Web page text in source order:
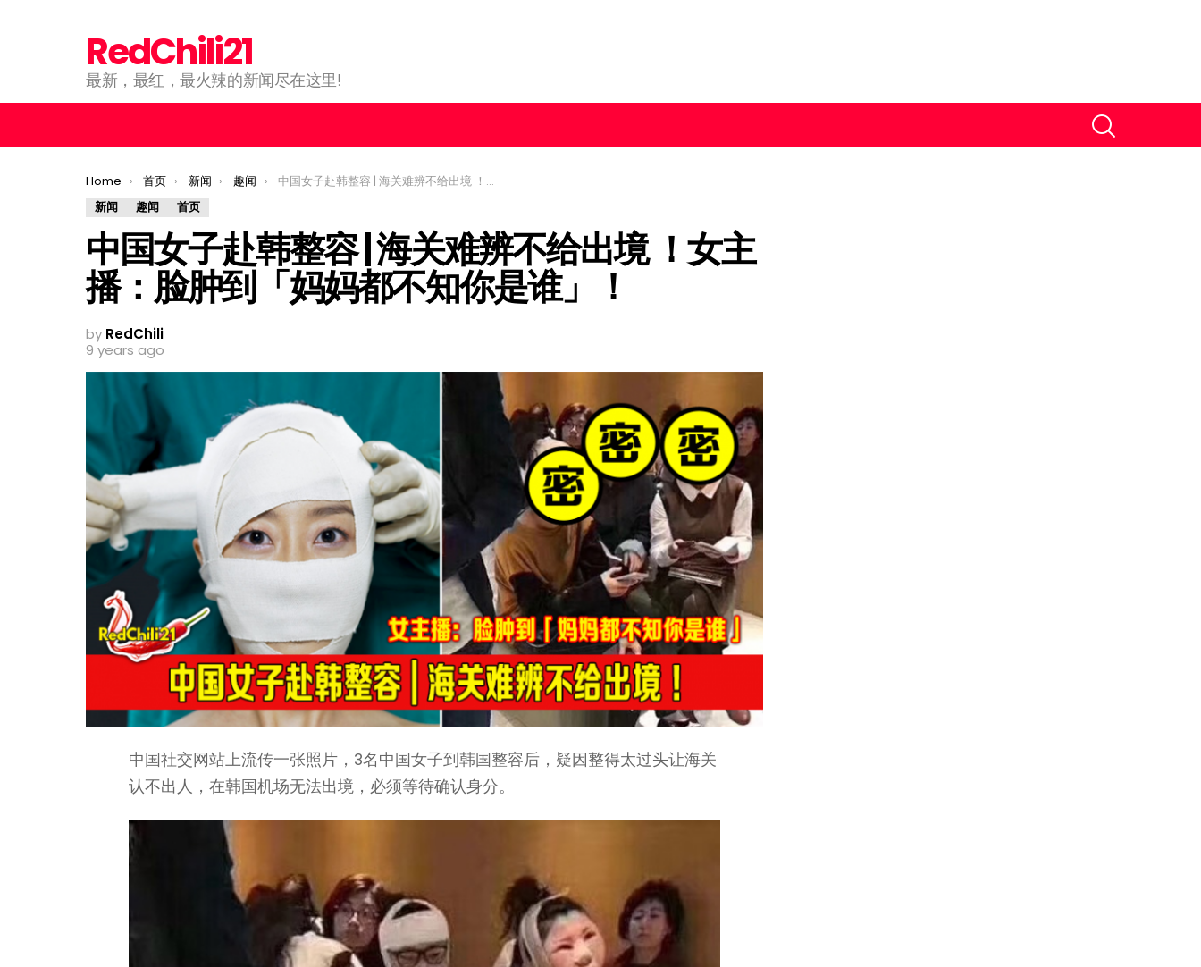
RedChili21
最新，最红，最火辣的新闻尽在这里!
You are here:
Home 首页 新闻 趣闻
中国女子赴韩整容 | 海关难辨不给出境 ！女主播：脸肿到「妈妈都不知你是谁」！
新闻
趣闻 首页
中国女子赴韩整容 | 海关难辨不给出境 ！女主
播：脸肿到「妈妈都不知你是谁」！
by RedChili
9 years ago
中国社交网站上流传一张照片，3名中国女子到韩国整容后，疑因整得太过头让海关
认不出人，在韩国机场无法出境，必须等待确认身分。